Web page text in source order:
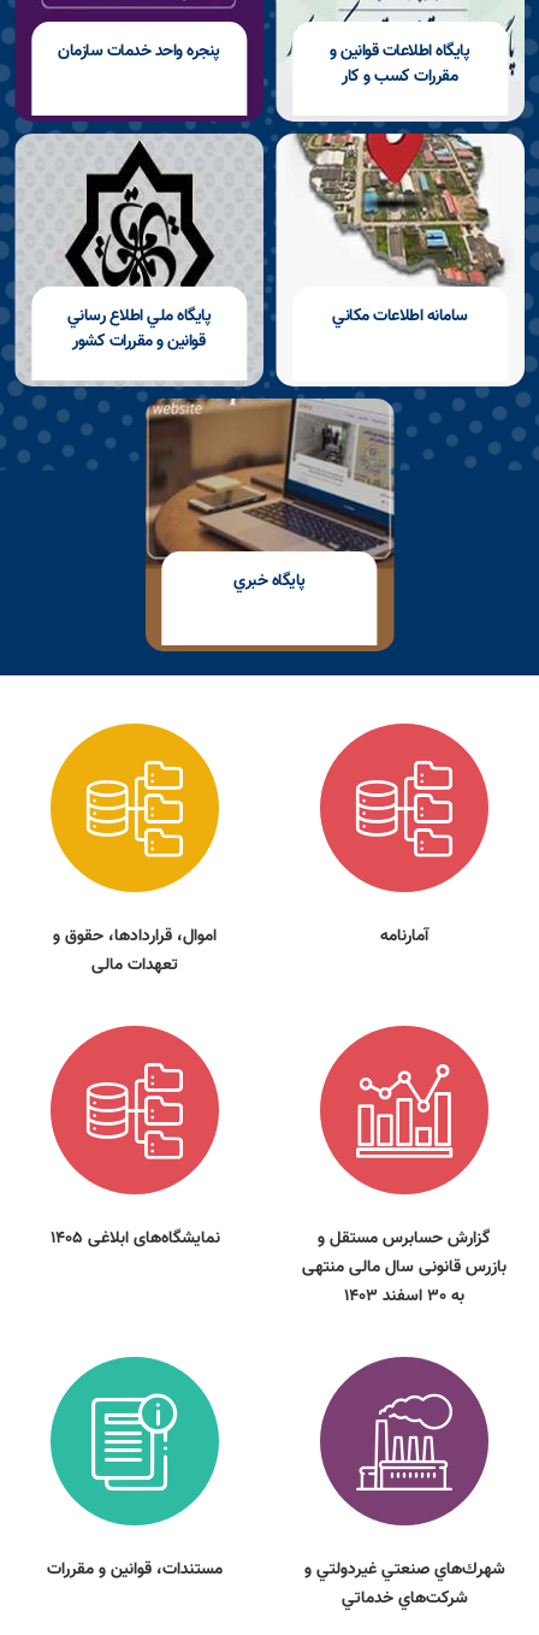
پايگاه اطلاعات قوانين و
مقررات كسب و كار
پنجره واحد خدمات سازمان
سامانه اطلاعات مكاني
پايگاه ملي اطلاع رساني
قوانين و مقررات كشور
پايگاه خبري
آمارنامه
اموال، قراردادها، حقوق و
تعهدات مالی
گزارش حسابرس مستقل و
بازرس قانونی سال مالی منتهی
به 30 اسفند 1403
نمایشگاه‌های ابلاغی 1405
شهرك‌هاي صنعتي غيردولتي و
شركت‌هاي خدماتي
مستندات، قوانين و مقررات